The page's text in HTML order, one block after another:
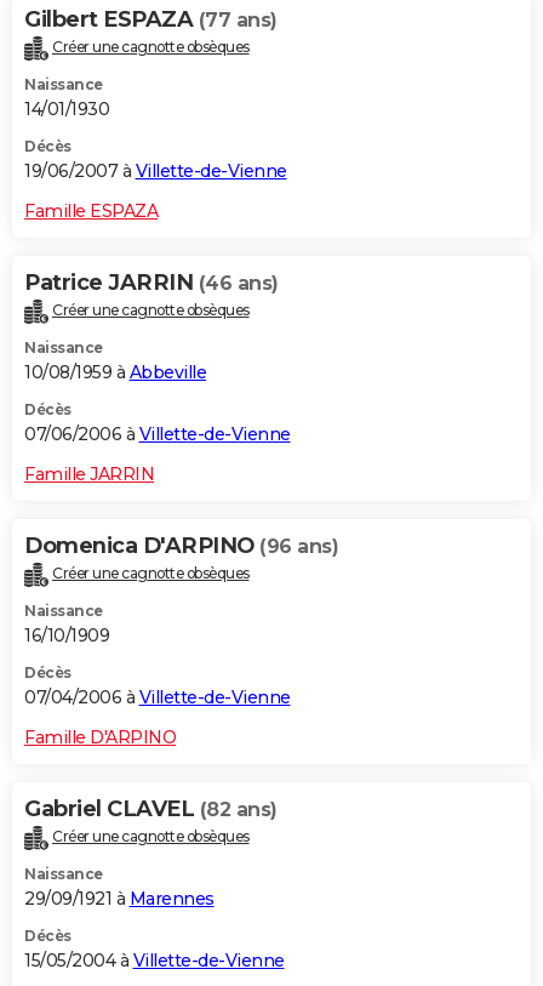
Gilbert ESPAZA (77 ans)
Créer une cagnotte obsèques
Naissance
14/01/1930
Décès
19/06/2007 à Villette-de-Vienne
Famille ESPAZA
Patrice JARRIN (46 ans)
Créer une cagnotte obsèques
Naissance
10/08/1959 à Abbeville
Décès
07/06/2006 à Villette-de-Vienne
Famille JARRIN
Domenica D'ARPINO (96 ans)
Créer une cagnotte obsèques
Naissance
16/10/1909
Décès
07/04/2006 à Villette-de-Vienne
Famille D'ARPINO
Gabriel CLAVEL (82 ans)
Créer une cagnotte obsèques
Naissance
29/09/1921 à Marennes
Décès
15/05/2004 à Villette-de-Vienne